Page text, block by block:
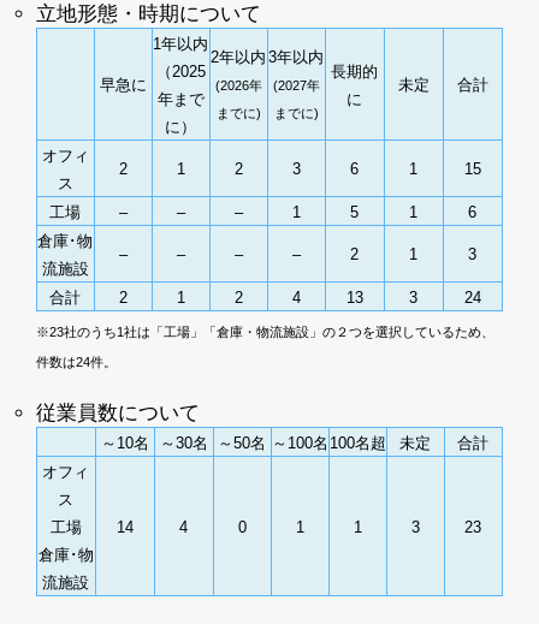
立地形態・時期について
早急に
1年以内
（2025
年まで
に）
2年以内
(2026年
までに)
3年以内
(2027年
までに)
長期的
に
未定 合計
オフィ
ス
2 1 2 3 6 1 15
工場 – – – 1 5 1
6
倉庫･物
流施設
– – – – 2 1 3
合計 2 1 2 4 13 3 24
※23社のうち1社は「工場」「倉庫・物流施設」の２つを選択しているため、
件数は24件。
従業員数について
～10名 ～30名 ～50名 ～100名 100名超 未定
合計
オフィ
ス
工場
倉庫･物
流施設
14 4 0 1 1 3 23